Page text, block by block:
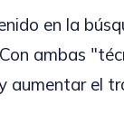
en la
ambas
aumentar el